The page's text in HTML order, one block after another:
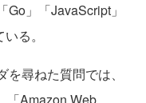
Go」「JavaScript」
る。
尋ねた質問では、